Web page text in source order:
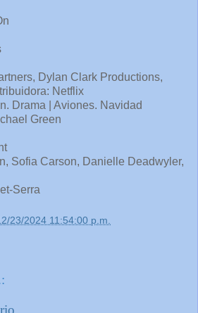
Dylan Clark Productions,
Netflix
Drama | Aviones. Navidad
Green
Sofia Carson, Danielle Deadwyler,
Serra
23/2024 11:54:00 p.m.